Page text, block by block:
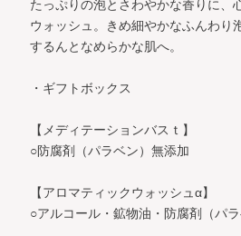
たっぷりの泡とさわやかな香りに、
ウォッシュ。
きめ細やかなふんわり
するんとなめらかな肌へ。
・ギフトボックス
【メディテーションバスｔ】
○防腐剤（パラベン）無添加
【アロマティックウォッシュα】
○アルコール・鉱物油・防腐剤（パ